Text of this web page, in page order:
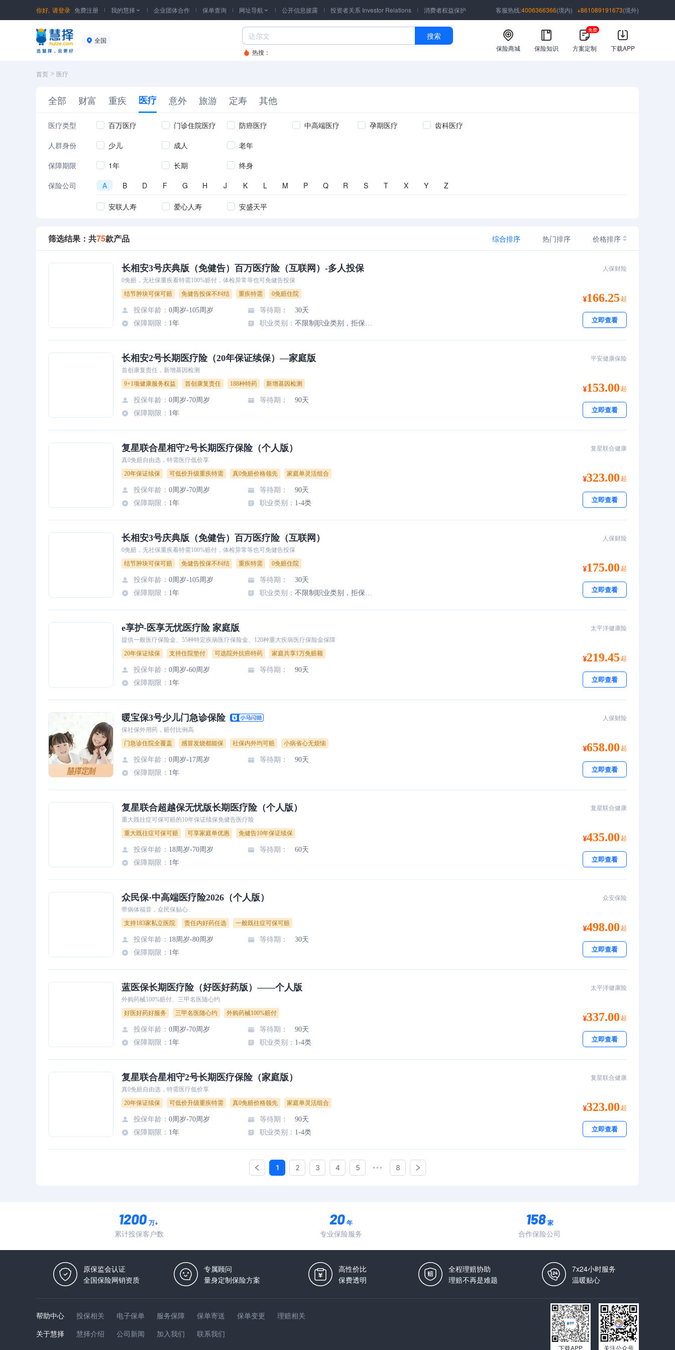
你好, 请登录 免费注册 我的慧择  企业团体合作 保单查询 网址导航  公开信息披露 投资者关系 Investor Relations 消费者权益保护 客服热线:4006366366(境内) +861089191673(境外)
全国 搜索
热搜： 保险商城 保险知识 方案定制
免费
下载APP
首页 > 医疗
全部 财富 重疾 医疗 意外 旅游 定寿 其他
医疗类型 百万医疗 门诊住院医疗 防癌医疗 中高端医疗 孕期医疗
齿科医疗
人群身份
少儿 成人
老年
保障期限
1年 长期
终身
保险公司
A B D F G H J K L M P Q R S T X Y Z
安联人寿 爱心人寿 安盛天平
筛选结果：共75款产品 综合排序 热门排序 价格排序
长相安3号庆典版（免健告）百万医疗险（互联网）-多人投保
0免赔，无社保重疾看特需100%赔付，体检异常等也可免健告投保
结节肿块可保可赔
免健告投保不纠结 重疾特需 0免赔住院
投保年龄 ： 0周岁-105周岁 等待期 ：
30天
保障期限 ： 1年 职业类别 ： 不限制职业类别，拒保职业或工种：矿工、采石工、采砂工、爆破工、高压电工程设施人员、海洋船员、潜水员、火药炸药制造及处理人、特技演员、驯兽师、防暴警察、特种兵、战地记者。
166.25 起
立即查看
人保财险
长相安2号长期医疗险（20年保证续保）—家庭版
首创康复责任，新增基因检测
9+1项健康服务权益
首创康复责任 188种特药 新增基因检测
投保年龄 ： 0周岁-70周岁 等待期 ：
90天
保障期限 ： 1年
153.00 起
立即查看
平安健康保险
复星联合星相守2号长期医疗保险（个人版）
真0免赔自由选，特需医疗低价享
20年保证续保
可低价升级重疾特需 真0免赔价格领先 家庭单灵活组合
投保年龄 ： 0周岁-70周岁 等待期 ：
90天
保障期限 ： 1年 职业类别 ： 1-4类
323.00 起
立即查看
复星联合健康
长相安3号庆典版（免健告）百万医疗险（互联网）
0免赔，无社保重疾看特需100%赔付，体检异常等也可免健告投保
结节肿块可保可赔
免健告投保不纠结 重疾特需 0免赔住院
投保年龄 ： 0周岁-105周岁 等待期 ：
30天
保障期限 ： 1年 职业类别 ： 不限制职业类别，拒保职业或工种：矿工、采石工、采砂工、爆破工、高压电工程设施人员、海洋船员、潜水员、火药炸药制造及处理人、特技演员、驯兽师、防暴警察、特种兵、战地记者。
175.00 起
立即查看
人保财险
e享护-医享无忧医疗险 家庭版
提供一般医疗保险金、55种特定疾病医疗保险金、120种重大疾病医疗保险金保障
20年保证续保
支持住院垫付 可选院外抗癌特药
家庭共享1万免赔额
家庭单享95折优惠
投保年龄 ： 0周岁-60周岁 等待期 ：
90天
保障期限 ： 1年
219.45 起
立即查看
太平洋健康险
暖宝保3号少儿门急诊保险
保社保外用药，赔付比例高
门急诊住院全覆盖
感冒发烧都能保 社保内外均可赔 小病省心无烦恼
投保年龄 ： 0周岁-17周岁 等待期 ：
90天
保障期限 ： 1年
658.00 起
立即查看
人保财险
复星联合超越保无忧版长期医疗险（个人版）
重大既往症可保可赔的10年保证续保免健告医疗险
重大既往症可保可赔
可享家庭单优惠 免健告10年保证续保
投保年龄 ： 18周岁-70周岁 等待期 ：
60天
保障期限 ： 1年
435.00 起
立即查看
复星联合健康
众民保·中高端医疗险2026（个人版）
带病体福音，众民保贴心
支持183家私立医院
责任内好药任选 一般既往症可保可赔
投保年龄 ： 18周岁-80周岁 等待期 ：
30天
保障期限 ： 1年
498.00 起
立即查看
众安保险
蓝医保长期医疗险（好医好药版）——个人版
外购药械100%赔付、三甲名医随心约
好医好药好服务
三甲名医随心约 外购药械100%赔付
投保年龄 ： 0周岁-70周岁 等待期 ：
90天
保障期限 ： 1年 职业类别 ： 1-4类
337.00 起
立即查看
太平洋健康险
复星联合星相守2号长期医疗保险（家庭版）
真0免赔自由选，特需医疗低价享
20年保证续保
可低价升级重疾特需 真0免赔价格领先 家庭单灵活组合
投保年龄 ： 0周岁-70周岁 等待期 ：
90天
保障期限 ： 1年 职业类别 ： 1-4类
323.00 起
立即查看
复星联合健康
1 2 3 4 5 ••• 8
万+
累计投保客户数
年
专业保险服务
家
合作保险公司
原保监会认证
全国保险网销资质
专属顾问
量身定制保险方案
高性价比
保费透明
全程理赔协助
理赔不再是难题
7x24小时服务
温暖贴心
帮助中心 投保相关 电子保单 服务保障 保单寄送 保单变更
理赔相关
关于慧择
慧择介绍 公司新闻 加入我们 联系我们
下载APP 关注公众号